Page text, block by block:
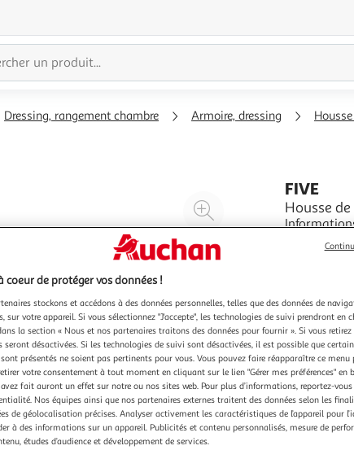
Dressing, rangement chambre Armoire, dressing
Agrandir
l'illustration
à
Réduire
100
%
le
produit
FIVE
Housse
Matières :
En savoir +
coeur de protéger vos données !
stockons et accédons à des données personnelles, telles que des données de
sur votre appareil. Si vous sélectionnez "J'accepte", les technologies de suivi prendront en
la section « Nous et nos partenaires traitons des données pour fournir ». Si vous retirez
seront désactivées. Si les technologies de suivi sont désactivées, il est possible que
présentés ne soient pas pertinents pour vous. Vous pouvez faire réapparaître ce
votre consentement à tout moment en cliquant sur le lien "Gérer mes préférences" en
avez fait auront un effet sur notre ou nos sites web. Pour plus d’informations, reportez-
Nos équipes ainsi que nos partenaires externes traitent des données selon les
de géolocalisation précises. Analyser activement les caractéristiques de l’appareil pour
à des informations sur un appareil. Publicités et contenu personnalisés, mesure de
études d’audience et développement de services.